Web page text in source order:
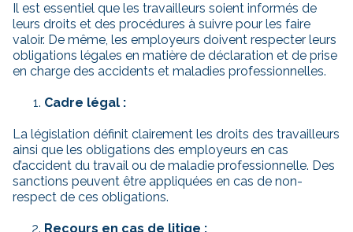
Il est essentiel que les travailleurs soient informés de
leurs droits et des procédures à suivre pour les faire
valoir. De même, les employeurs doivent respecter leurs
obligations légales en matière de déclaration et de prise
en charge des accidents et maladies professionnelles.
Cadre légal :
La législation définit clairement les droits des travailleurs
ainsi que les obligations des employeurs en cas
d’accident du travail ou de maladie professionnelle. Des
sanctions peuvent être appliquées en cas de non-
respect de ces obligations.
Recours en cas de litige :